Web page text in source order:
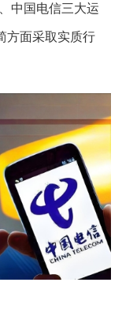
中国电信三大运
方面采取实质行